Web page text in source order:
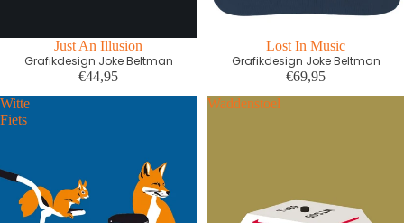
Just An Illusion
Grafikdesign Joke Beltman
€44,95
Lost In Music
Grafikdesign Joke Beltman
€69,95
Witte
Fiets
Waddenstoel